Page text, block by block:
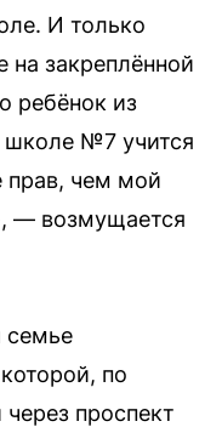
И только
закреплённой
ребёнок из
школе №7 учится
прав, чем мой
— возмущается
семье
по
проспект